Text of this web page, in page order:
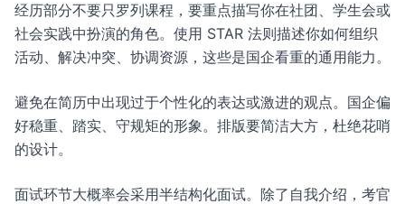
经历部分不要只罗列课程，要重点描写你在社团、学生会或
社会实践中扮演的角色。使用 STAR 法则描述你如何组织
活动、解决冲突、协调资源，这些是国企看重的通用能力。
避免在简历中出现过于个性化的表达或激进的观点。国企偏
好稳重、踏实、守规矩的形象。排版要简洁大方，杜绝花哨
的设计。
面试环节大概率会采用半结构化面试。除了自我介绍，考官